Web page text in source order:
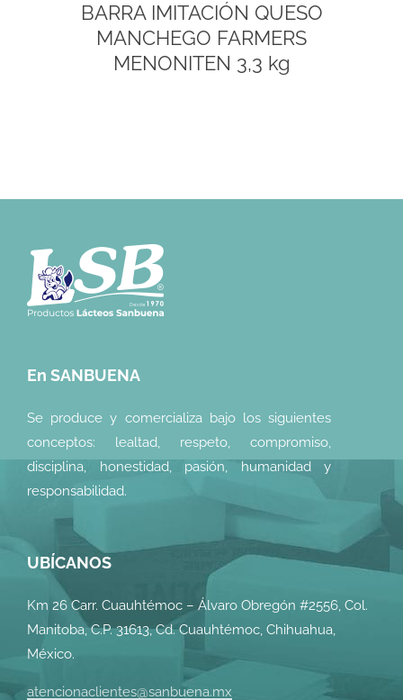
BARRA IMITACIÓN QUESO
MANCHEGO FARMERS
MENONITEN 3,3 kg
En SANBUENA
Se produce y comercializa bajo los siguientes
conceptos: lealtad, respeto, compromiso,
disciplina, honestidad, pasión, humanidad y
responsabilidad.
UBÍCANOS
Km 26 Carr. Cuauhtémoc – Álvaro Obregón #2556, Col.
Manitoba, C.P. 31613, Cd. Cuauhtémoc, Chihuahua,
México.
atencionaclientes@sanbuena.mx